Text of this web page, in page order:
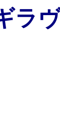
ラ